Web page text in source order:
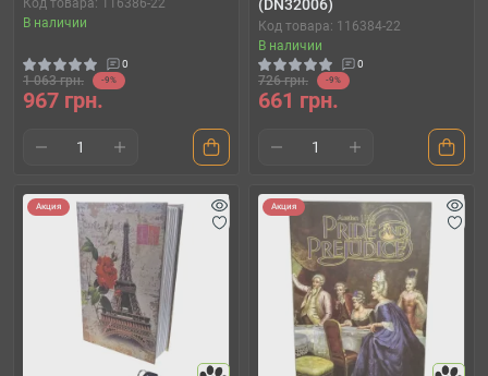
Код товара: 116386-22
В наличии
0
1 063 грн. -9%
967 грн.
(DN32006)
Код товара: 116384-22
В наличии
0
726 грн. -9%
661 грн.
Акция Акция